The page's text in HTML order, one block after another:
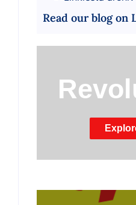
Read our blog on